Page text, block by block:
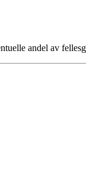
andel av